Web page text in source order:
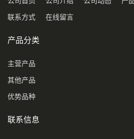
联系方式 在线留言
产品分类
主营产品
其他产品
优势品种
联系信息